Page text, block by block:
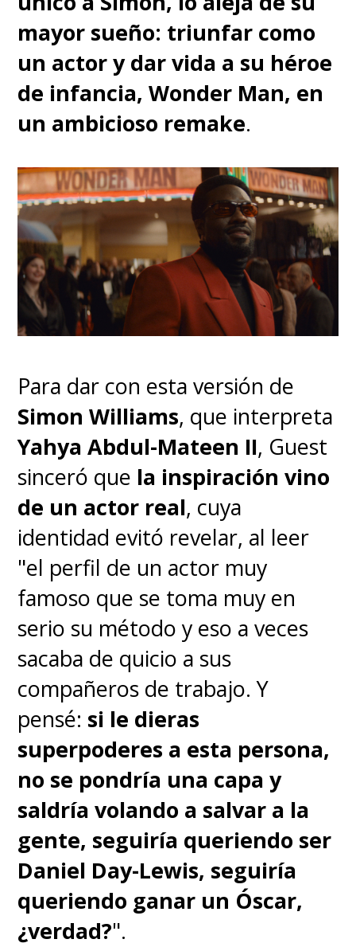
mayor sueño: triunfar como
un actor y dar vida a su héroe
de infancia, Wonder Man, en
un ambicioso remake.
Para dar con esta versión de
Simon Williams, que interpreta
Yahya Abdul-Mateen II, Guest
sinceró que la inspiración vino
de un actor real, cuya
identidad evitó revelar, al leer
"el perfil de un actor muy
famoso que se toma muy en
serio su método y eso a veces
sacaba de quicio a sus
compañeros de trabajo. Y
pensé: si le dieras
superpoderes a esta persona,
no se pondría una capa y
saldría volando a salvar a la
gente, seguiría queriendo ser
Daniel Day-Lewis, seguiría
queriendo ganar un Óscar,
¿verdad?".